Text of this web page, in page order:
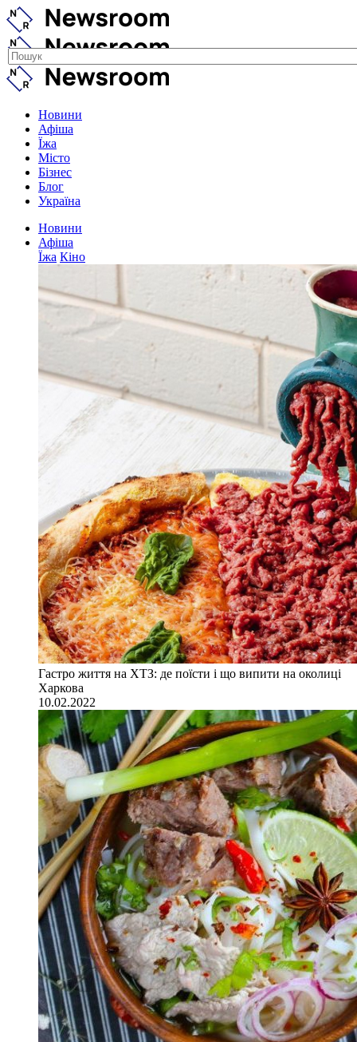
Новини
Афіша
Їжа
Місто
Бізнес
Блог
Україна
Новини
Афіша
Їжа Кіно
Гастро життя на ХТЗ: де поїсти і що випити на околиці
Харкова
10.02.2022